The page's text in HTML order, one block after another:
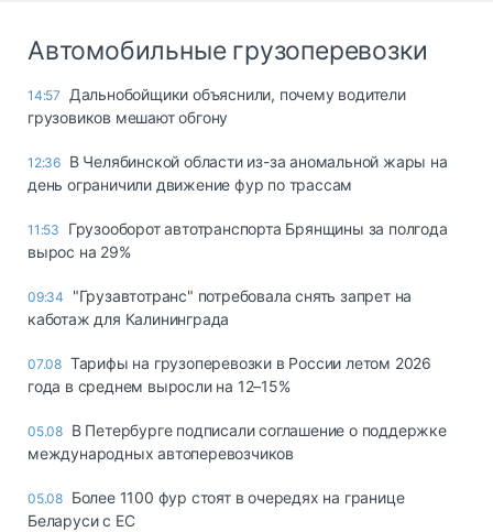
Автомобильные грузоперевозки
14:57
Дальнобойщики объяснили, почему водители
грузовиков мешают обгону
12:36 В Челябинской области из-за аномальной жары на
день ограничили движение фур по трассам
11:53
Грузооборот автотранспорта Брянщины за полгода
вырос на 29%
09:34
"Грузавтотранс" потребовала снять запрет на
каботаж для Калининграда
07.08 Тарифы на грузоперевозки в России летом 2026
года в среднем выросли на 12–15%
05.08 В Петербурге подписали соглашение о поддержке
международных автоперевозчиков
05.08 Более 1100 фур стоят в очередях на границе
Беларуси с ЕС